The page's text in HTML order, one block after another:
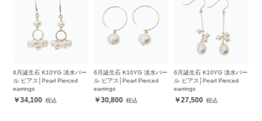
6月誕生石 K10YG 淡水パー
ル ピアス│Pearl Pierced
earrings
34,100
6月誕生石 K10YG 淡水パー
ル ピアス│Pearl Pierced
earrings
30,800
6月誕生石 K10YG 淡水パー
ル ピアス│Pearl Pierced
earrings
27,500